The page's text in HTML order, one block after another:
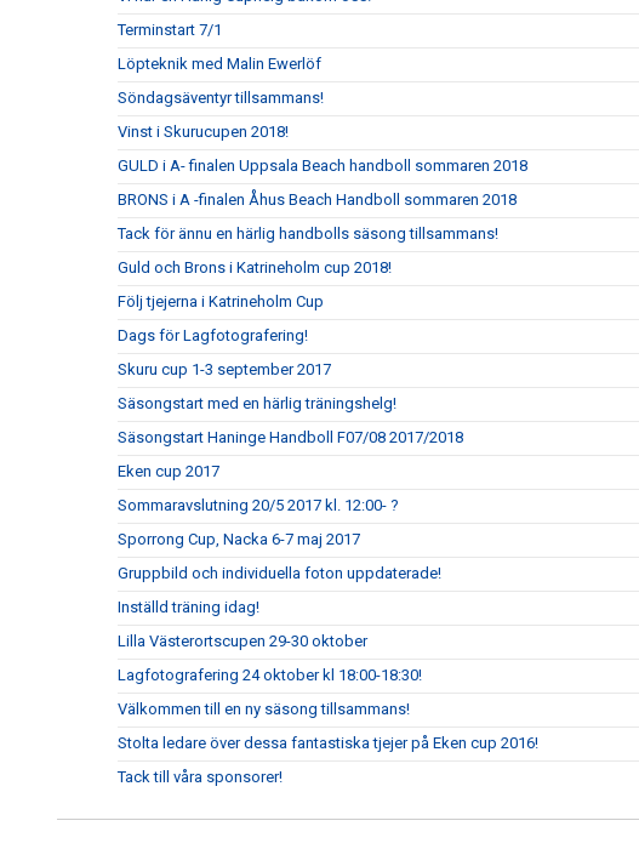
Terminstart 7/1
Löpteknik med Malin Ewerlöf
Söndagsäventyr tillsammans!
Vinst i Skurucupen 2018!
GULD i A- finalen Uppsala Beach handboll sommaren 2018
BRONS i A -finalen Åhus Beach Handboll sommaren 2018
Tack för ännu en härlig handbolls säsong tillsammans!
Guld och Brons i Katrineholm cup 2018!
Följ tjejerna i Katrineholm Cup
Dags för Lagfotografering!
Skuru cup 1-3 september 2017
Säsongstart med en härlig träningshelg!
Säsongstart Haninge Handboll F07/08 2017/2018
Eken cup 2017
Sommaravslutning 20/5 2017 kl. 12:00- ?
Sporrong Cup, Nacka 6-7 maj 2017
Gruppbild och individuella foton uppdaterade!
Inställd träning idag!
Lilla Västerortscupen 29-30 oktober
Lagfotografering 24 oktober kl 18:00-18:30!
Välkommen till en ny säsong tillsammans!
Stolta ledare över dessa fantastiska tjejer på Eken cup 2016!
Tack till våra sponsorer!